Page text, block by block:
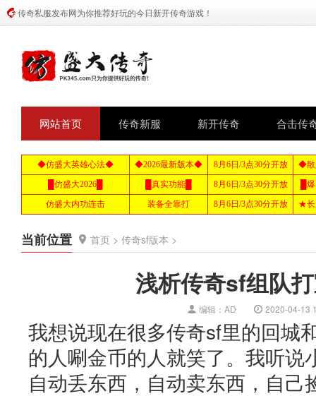
传奇私服发布网为你推荐好玩的今日新开传奇游戏！
网站首页 传奇新服 新开传奇 合击传
当前位置 首页 > 传奇sf版本 >
浅析传奇sf组队
编辑：AD 2020-04-13
我想说现在很多传奇sf里的回城
的人唰金币的人就笑了。我听说
自动丢东西，自动卖东西，自己